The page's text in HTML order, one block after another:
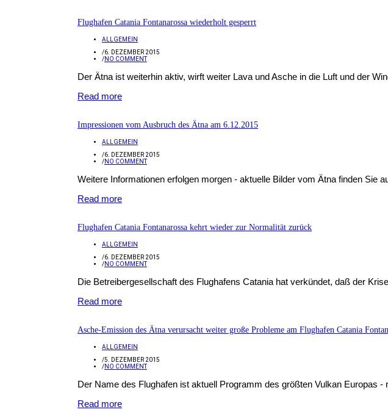
Flughafen Catania Fontanarossa wiederholt gesperrt
ALLGEMEIN
/6. DEZEMBER 2015
/NO COMMENT
Der Ätna ist weiterhin aktiv, wirft weiter Lava und Asche in die Luft und der
Read more
Impressionen vom Ausbruch des Ätna am 6.12.2015
ALLGEMEIN
/6. DEZEMBER 2015
/NO COMMENT
Weitere Informationen erfolgen morgen - aktuelle Bilder vom Ätna finden Sie
Read more
Flughafen Catania Fontanarossa kehrt wieder zur Normalität zurück
ALLGEMEIN
/6. DEZEMBER 2015
/NO COMMENT
Die Betreibergesellschaft des Flughafens Catania hat verkündet, daß der
Read more
Asche-Emission des Ätna verursacht weiter große Probleme am Flughafen Catania
ALLGEMEIN
/5. DEZEMBER 2015
/NO COMMENT
Der Name des Flughafen ist aktuell Programm des größten Vulkan Europas -
Read more